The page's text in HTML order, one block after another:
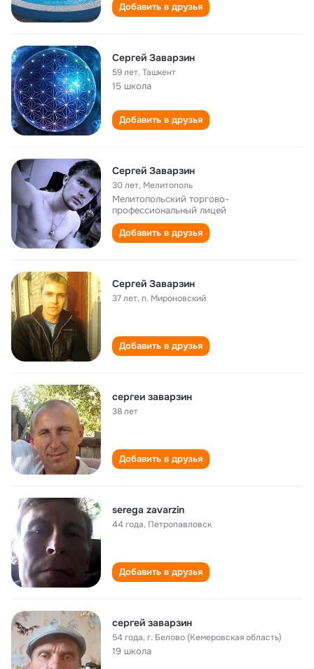
Добавить в друзья
Сергей Заварзин
59 лет,Ташкент
15 школа
Добавить в друзья
Сергей Заварзин
30 лет, Мелитополь
Мелитопольский торгово-
профессиональный лицей
Добавить в друзья
Сергей Заварзин
37 лет,п. Мироновский
Добавить в друзья
сергеи заварзин
38 лет
Добавить в друзья
serega zavarzin
44 года, Петропавловск
Добавить в друзья
сергей заварзин
54 года,г. Белово (Кемеровская область)
19 школа